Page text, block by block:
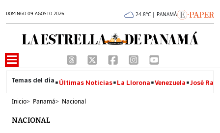
DOMINGO 09 AGOSTO 2026 24.8°C | PANAMÁ
Últimas Noticias La Llorona Venezuela José
Inicio> Panamá> Nacional
NACIONAL